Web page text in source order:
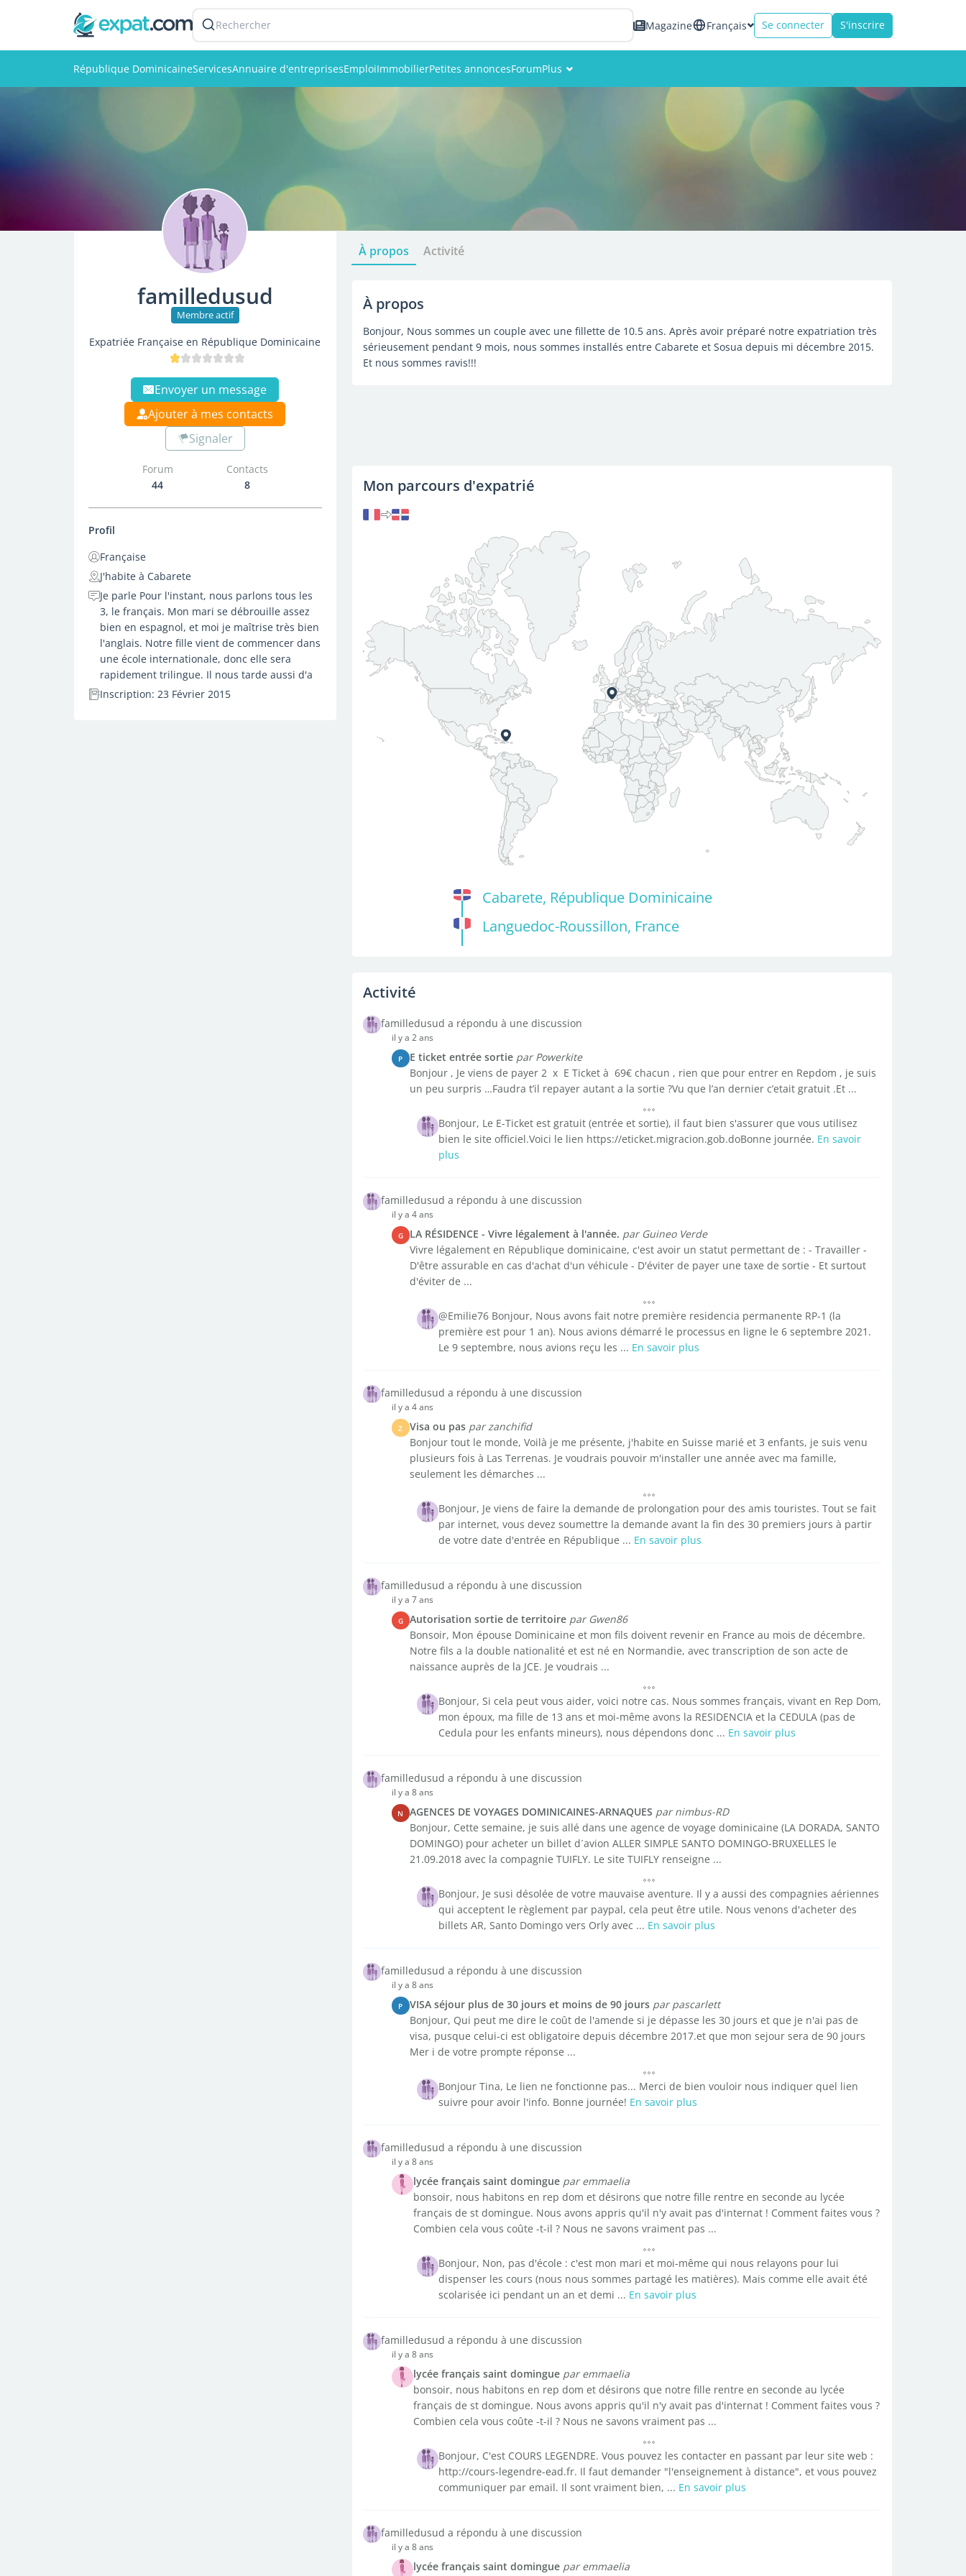
Rechercher Magazine Français Se connecter S'inscrire
République DominicaineServicesAnnuaire d'entreprisesEmploiImmobilierPetites annoncesForumPlus
familledusud
Membre actif
Expatriée Française en République Dominicaine
Envoyer un message
Ajouter à mes contacts
Signaler
Forum
44
Contacts
8
Profil
Française
J'habite à Cabarete
Je parle Pour l'instant, nous parlons tous les
3, le français. Mon mari se débrouille assez
bien en espagnol, et moi je maîtrise très bien
l'anglais. Notre fille vient de commencer dans
une école internationale, donc elle sera
rapidement trilingue. Il nous tarde aussi d'a
Inscription: 23 Février 2015
À propos Activité
À propos
Bonjour, Nous sommes un couple avec une fillette de 10.5 ans. Après avoir préparé notre expatriation très
sérieusement pendant 9 mois, nous sommes installés entre Cabarete et Sosua depuis mi décembre 2015.
Et nous sommes ravis!!!
Mon parcours d'expatrié
Cabarete, République Dominicaine
Languedoc-Roussillon, France
Activité
familledusud a répondu à une discussion
il y a 2 ans
P E ticket entrée sortie par Powerkite
Bonjour , Je viens de payer 2 x E Ticket à 69€ chacun , rien que pour entrer en Repdom , je suis
un peu surpris …Faudra t’il repayer autant a la sortie ?Vu que l’an dernier c’etait gratuit .Et ...
Bonjour, Le E-Ticket est gratuit (entrée et sortie), il faut bien s'assurer que vous utilisez
bien le site officiel.Voici le lien https://eticket.migracion.gob.doBonne journée. En savoir
plus
familledusud a répondu à une discussion
il y a 4 ans
G LA RÉSIDENCE - Vivre légalement à l'année. par Guineo Verde
Vivre légalement en République dominicaine, c'est avoir un statut permettant de : - Travailler -
D'être assurable en cas d'achat d'un véhicule - D'éviter de payer une taxe de sortie - Et surtout
d'éviter de ...
@Emilie76 Bonjour, Nous avons fait notre première residencia permanente RP-1 (la
première est pour 1 an). Nous avions démarré le processus en ligne le 6 septembre 2021.
Le 9 septembre, nous avions reçu les ... En savoir plus
familledusud a répondu à une discussion
il y a 4 ans
Z Visa ou pas par zanchifid
Bonjour tout le monde, Voilà je me présente, j'habite en Suisse marié et 3 enfants, je suis venu
plusieurs fois à Las Terrenas. Je voudrais pouvoir m'installer une année avec ma famille,
seulement les démarches ...
Bonjour, Je viens de faire la demande de prolongation pour des amis touristes. Tout se fait
par internet, vous devez soumettre la demande avant la fin des 30 premiers jours à partir
de votre date d'entrée en République ... En savoir plus
familledusud a répondu à une discussion
il y a 7 ans
G Autorisation sortie de territoire par Gwen86
Bonsoir, Mon épouse Dominicaine et mon fils doivent revenir en France au mois de décembre.
Notre fils a la double nationalité et est né en Normandie, avec transcription de son acte de
naissance auprès de la JCE. Je voudrais ...
Bonjour, Si cela peut vous aider, voici notre cas. Nous sommes français, vivant en Rep Dom,
mon époux, ma fille de 13 ans et moi-même avons la RESIDENCIA et la CEDULA (pas de
Cedula pour les enfants mineurs), nous dépendons donc ... En savoir plus
familledusud a répondu à une discussion
il y a 8 ans
N AGENCES DE VOYAGES DOMINICAINES-ARNAQUES par nimbus-RD
Bonjour, Cette semaine, je suis allé dans une agence de voyage dominicaine (LA DORADA, SANTO
DOMINGO) pour acheter un billet d´avion ALLER SIMPLE SANTO DOMINGO-BRUXELLES le
21.09.2018 avec la compagnie TUIFLY. Le site TUIFLY renseigne ...
Bonjour, Je susi désolée de votre mauvaise aventure. Il y a aussi des compagnies aériennes
qui acceptent le règlement par paypal, cela peut être utile. Nous venons d'acheter des
billets AR, Santo Domingo vers Orly avec ... En savoir plus
familledusud a répondu à une discussion
il y a 8 ans
P VISA séjour plus de 30 jours et moins de 90 jours par pascarlett
Bonjour, Qui peut me dire le coût de l'amende si je dépasse les 30 jours et que je n'ai pas de
visa, pusque celui-ci est obligatoire depuis décembre 2017.et que mon sejour sera de 90 jours
Mer i de votre prompte réponse ...
Bonjour Tina, Le lien ne fonctionne pas... Merci de bien vouloir nous indiquer quel lien
suivre pour avoir l'info. Bonne journée! En savoir plus
familledusud a répondu à une discussion
il y a 8 ans
lycée français saint domingue par emmaelia
bonsoir, nous habitons en rep dom et désirons que notre fille rentre en seconde au lycée
français de st domingue. Nous avons appris qu'il n'y avait pas d'internat ! Comment faites vous ?
Combien cela vous coûte -t-il ? Nous ne savons vraiment pas ...
Bonjour, Non, pas d'école : c'est mon mari et moi-même qui nous relayons pour lui
dispenser les cours (nous nous sommes partagé les matières). Mais comme elle avait été
scolarisée ici pendant un an et demi ... En savoir plus
familledusud a répondu à une discussion
il y a 8 ans
lycée français saint domingue par emmaelia
bonsoir, nous habitons en rep dom et désirons que notre fille rentre en seconde au lycée
français de st domingue. Nous avons appris qu'il n'y avait pas d'internat ! Comment faites vous ?
Combien cela vous coûte -t-il ? Nous ne savons vraiment pas ...
Bonjour, C'est COURS LEGENDRE. Vous pouvez les contacter en passant par leur site web :
http://cours-legendre-ead.fr. Il faut demander "l'enseignement à distance", et vous pouvez
communiquer par email. Il sont vraiment bien, ... En savoir plus
familledusud a répondu à une discussion
il y a 8 ans
lycée français saint domingue par emmaelia